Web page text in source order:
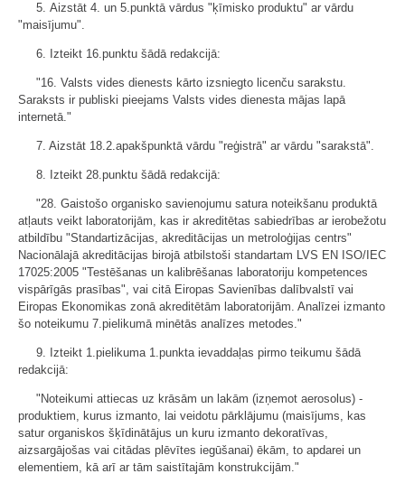
5. Aizstāt 4. un 5.punktā vārdus "ķīmisko produktu" ar vārdu
"maisījumu".
6. Izteikt 16.punktu šādā redakcijā:
"16. Valsts vides dienests kārto izsniegto licenču sarakstu.
Saraksts ir publiski pieejams Valsts vides dienesta mājas lapā
internetā."
7. Aizstāt 18.2.apakšpunktā vārdu "reģistrā" ar vārdu "sarakstā".
8. Izteikt 28.punktu šādā redakcijā:
"28. Gaistošo organisko savienojumu satura noteikšanu produktā
atļauts veikt laboratorijām, kas ir akreditētas sabiedrības ar ierobežotu
atbildību "Standartizācijas, akreditācijas un metroloģijas centrs"
Nacionālajā akreditācijas birojā atbilstoši standartam LVS EN ISO/IEC
17025:2005 "Testēšanas un kalibrēšanas laboratoriju kompetences
vispārīgās prasības", vai citā Eiropas Savienības dalībvalstī vai
Eiropas Ekonomikas zonā akreditētām laboratorijām. Analīzei izmanto
šo noteikumu 7.pielikumā minētās analīzes metodes."
9. Izteikt 1.pielikuma 1.punkta ievaddaļas pirmo teikumu šādā
redakcijā:
"Noteikumi attiecas uz krāsām un lakām (izņemot aerosolus) -
produktiem, kurus izmanto, lai veidotu pārklājumu (maisījums, kas
satur organiskos šķīdinātājus un kuru izmanto dekoratīvas,
aizsargājošas vai citādas plēvītes iegūšanai) ēkām, to apdarei un
elementiem, kā arī ar tām saistītajām konstrukcijām."